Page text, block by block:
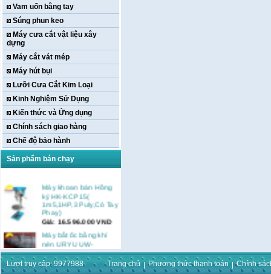
Vam uốn bằng tay
Súng phun keo
Máy cưa cắt vật liệu xây
dựng
Máy cắt vát mép
Máy hút bụi
Lưỡi Cưa Cắt Kim Loại
Kinh Nghiệm Sử Dụng
Kiến thức và Ứng dụng
Chính sách giao hàng
Chế độ bảo hành
Sản phẩm bán chạy
Máy khoan bàn Hồng
ký HK-KCP15(
1m5,1HP,3 Puly,Có Tay
Phay)
Giá:16.596.000VND
Máy bắt ốc bằng khí
nén URYU UW-
9SK(M10)
Giá:
VND
Lượt truy cập: 9977988 Trang chủ Phương thức thanh toán Chính